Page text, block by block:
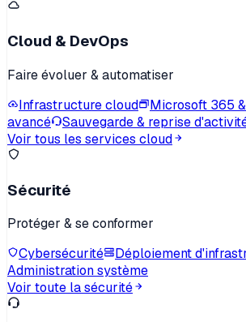
Cloud & DevOps
Faire évoluer & automatiser
Infrastructure cloud
Microsoft 365
avancé
Sauvegarde & reprise
Voir tous les services cloud
Sécurité
Protéger & se conformer
Cybersécurité
Déploiement
Administration système
Voir toute la sécurité